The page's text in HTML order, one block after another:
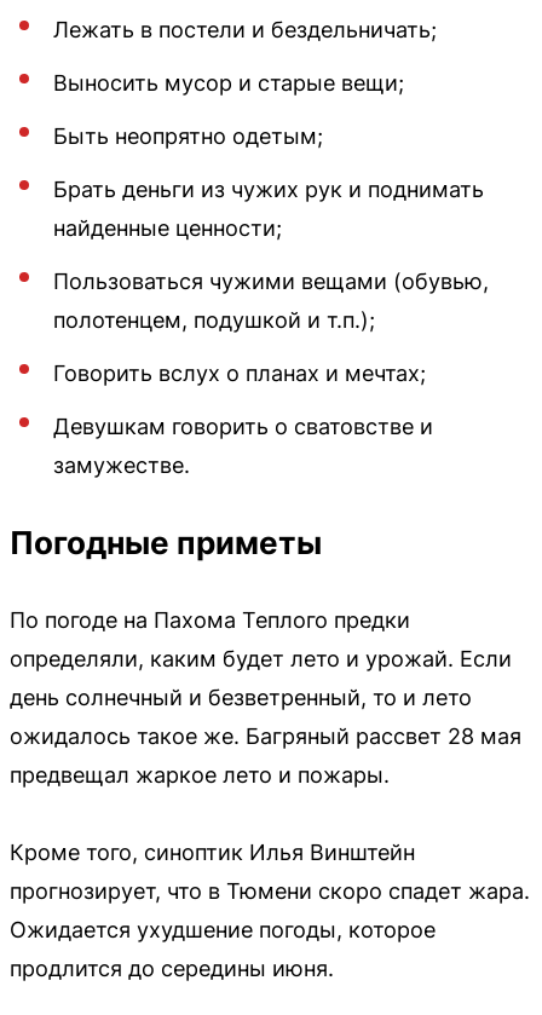
Лежать в постели и бездельничать;
Выносить мусор и старые вещи;
Быть неопрятно одетым;
Брать деньги из чужих рук и поднимать
найденные ценности;
Пользоваться чужими вещами (обувью,
полотенцем, подушкой и т.п.);
Говорить вслух о планах и мечтах;
Девушкам говорить о сватовстве и
замужестве.
Погодные приметы
По погоде на Пахома Теплого предки
определяли, каким будет лето и урожай. Если
день солнечный и безветренный, то и лето
ожидалось такое же. Багряный рассвет 28 мая
предвещал жаркое лето и пожары.
Кроме того, синоптик Илья Винштейн
прогнозирует, что в Тюмени скоро спадет жара.
Ожидается ухудшение погоды, которое
продлится до середины июня.